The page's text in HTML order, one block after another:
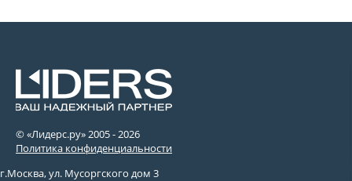
© «Лидерс.ру» 2005 -2026
Политика конфиденциальности
г.Москва, ул. Мусоргского дом 3